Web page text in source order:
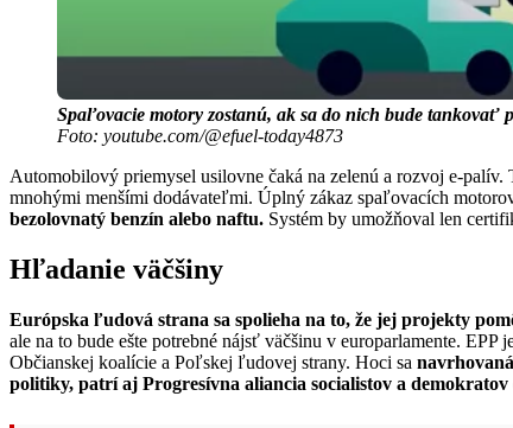
Spaľovacie motory zostanú, ak sa do nich bude tankovať
Foto: youtube.com/@efuel-today4873
Automobilový priemysel usilovne čaká na zelenú a rozvoj e-
mnohými menšími dodávateľmi. Úplný zákaz spaľovacích
bezolovnatý benzín alebo naftu. Systém by umožňoval len
Hľadanie väčšiny
Európska ľudová strana sa spolieha na to, že jej projekty
ale na to bude ešte potrebné nájsť väčšinu v europarlamente.
Občianskej koalície a Poľskej ľudovej strany. Hoci sa
politiky, patrí aj Progresívna aliancia socialistov a